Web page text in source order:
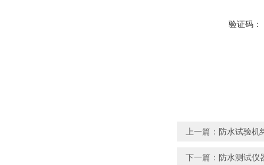
验证码：
上一篇： 防水试验机
下一篇： 防水测试仪